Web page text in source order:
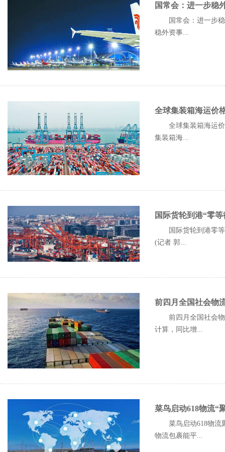
国常会：进一步稳
国常会：进一步
稳外资事...
全球集装箱海运价
全球集装箱海运
集装箱海...
国际货轮到港“零
国际货轮到港零
(记者 郭...
前四月全国社会物
前四月全国社会
计算，同比增...
菜鸟启动618物流“
菜鸟启动618物流
物流包裹能平...